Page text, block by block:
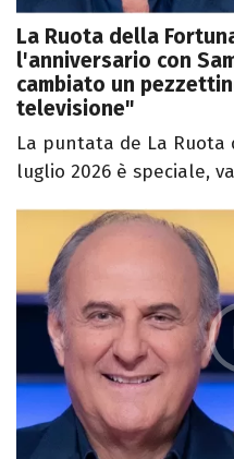
La Ruota della
l'anniversario con
cambiato un
televisione"
La puntata de La
luglio 2026 è speciale,